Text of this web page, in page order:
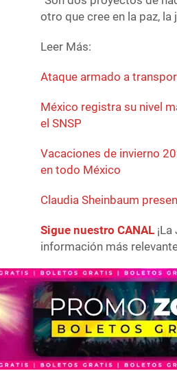
otro que cree en la paz,
Leer Más:
Ataque armado a
México registra su nivel
el SNSP
Vacaciones de invierno
en todo México
Claudia Sheinbaum
Sigue nuestro CANAL
información más